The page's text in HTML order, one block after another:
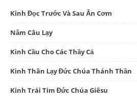
Kinh Đọc Trước Và Sau Ăn Cơm
Năm Câu Lạy
Kinh Cầu Cho Các Thầy Cả
Kinh Thân Lạy Đức Chúa Thánh Thần
Kinh Trái Tim Đức Chúa Giêsu